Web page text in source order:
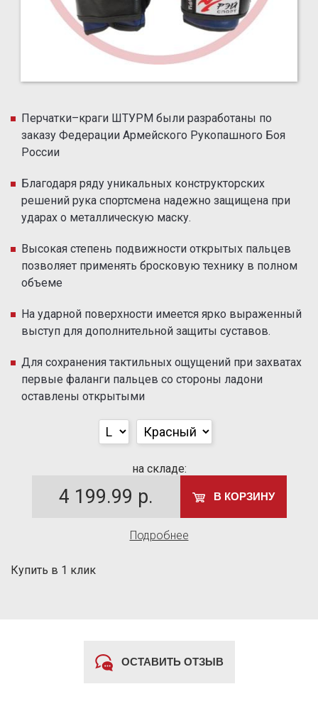
Перчатки–краги ШТУРМ были разработаны по
заказу Федерации Армейского Рукопашного Боя
России
Благодаря ряду уникальных конструкторских
решений рука спортсмена надежно защищена при
ударах о металлическую маску.
Высокая степень подвижности открытых пальцев
позволяет применять бросковую технику в полном
объеме
На ударной поверхности имеется ярко выраженный
выступ для дополнительной защиты суставов.
Для сохранения тактильных ощущений при захватах
первые фаланги пальцев со стороны ладони
оставлены открытыми
на складе:
4 199.99 р. В КОРЗИНУ
Подробнее
Купить в 1 клик
ОСТАВИТЬ ОТЗЫВ